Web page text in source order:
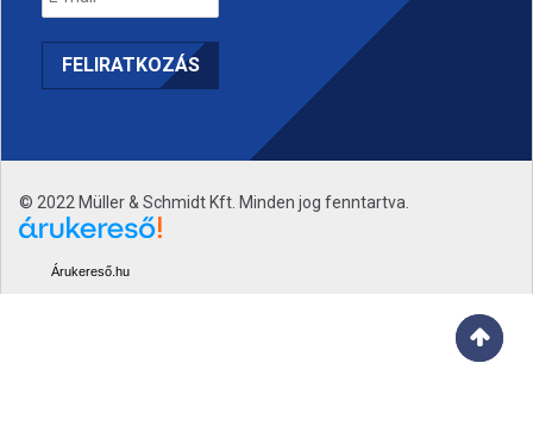
© 2022 Müller & Schmidt Kft. Minden jog fenntartva.
Árukereső.hu